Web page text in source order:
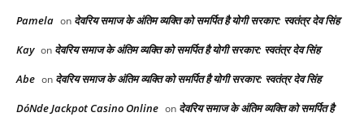
Pamela on देवरिय समाज के अंतिम व्यक्ति को समर्पित है योगी सरकार: स्वतंत्र देव सिंह
Kay on देवरिय समाज के अंतिम व्यक्ति को समर्पित है योगी सरकार: स्वतंत्र देव सिंह
Abe on देवरिय समाज के अंतिम व्यक्ति को समर्पित है योगी सरकार: स्वतंत्र देव सिंह
DóNde Jackpot Casino Online on देवरिय समाज के अंतिम व्यक्ति को समर्पित है